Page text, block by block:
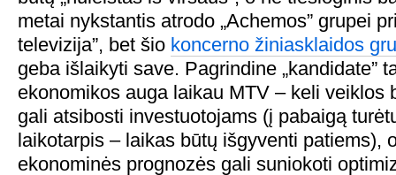
metai nykstantis atrodo „Achemos” grupei
televizija”, bet šio koncerno žiniasklaidos
geba išlaikyti save. Pagrindine „kandidate”
ekonomikos auga laikau MTV – keli veiklos
gali atsibosti investuotojams (į pabaigą
laikotarpis – laikas būtų išgyventi patiems),
ekonominės prognozės gali suniokoti